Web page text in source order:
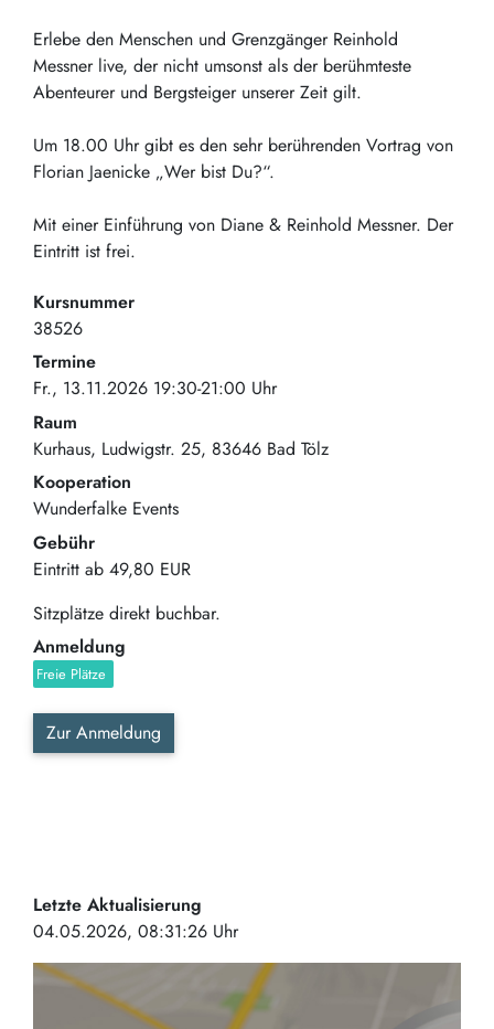
Erlebe den Menschen und Grenzgänger Reinhold
Messner live, der nicht umsonst als der berühmteste
Abenteurer und Bergsteiger unserer Zeit gilt.
Um 18.00 Uhr gibt es den sehr berührenden Vortrag von
Florian Jaenicke „Wer bist Du?“.
Mit einer Einführung von Diane & Reinhold Messner. Der
Eintritt ist frei.
Kursnummer
38526
Termine
Fr., 13.11.2026 19:30-21:00 Uhr
Raum
Kurhaus Ludwigstr. 25 83646 Bad Tölz
Kooperation
Wunderfalke Events
Gebühr
Eintritt ab 49,80 EUR
Sitzplätze direkt buchbar.
Anmeldung
Freie Plätze
Zur Anmeldung
Letzte Aktualisierung
04.05.2026, 08:31:26 Uhr